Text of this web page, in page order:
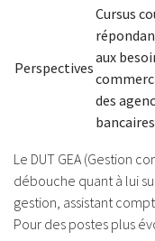
Perspectives
Cursus
aux
des
bancaires
Le DUT GEA (Gestion
débouche quant à lui
gestion, assistant
Pour des postes plus